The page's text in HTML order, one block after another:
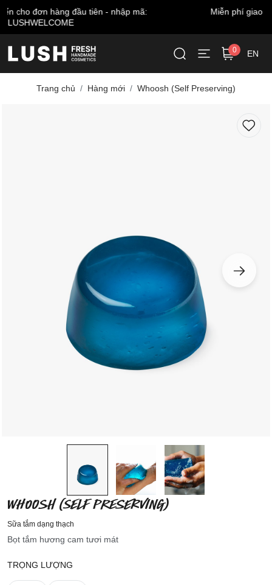
Miễn phí giao hàng cho đơn từ 999.000 VNĐ*
0 EN
Trang chủ Hàng mới Whoosh (Self Preserving)
WHOOSH (SELF PRESERVING)
Sữa tắm dạng thạch
Bọt tắm hương cam tươi mát
TRỌNG LƯỢNG